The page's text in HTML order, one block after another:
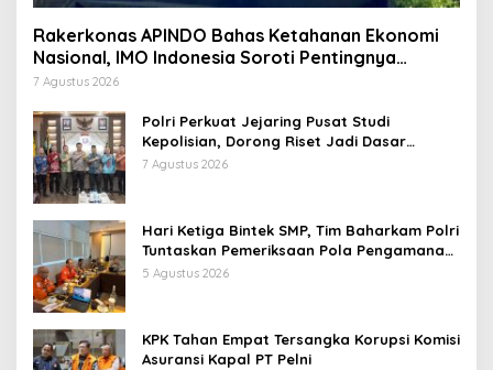
Rakerkonas APINDO Bahas Ketahanan Ekonomi
Nasional, IMO Indonesia Soroti Pentingnya
Kolaborasi Lintas Sektor
7 Agustus 2026
Polri Perkuat Jejaring Pusat Studi
Kepolisian, Dorong Riset Jadi Dasar
Kebijakan dan Inovasi
7 Agustus 2026
Hari Ketiga Bintek SMP, Tim Baharkam Polri
Tuntaskan Pemeriksaan Pola Pengamanan
Pertamina Patra Niaga Jabar
5 Agustus 2026
KPK Tahan Empat Tersangka Korupsi Komisi
Asuransi Kapal PT Pelni